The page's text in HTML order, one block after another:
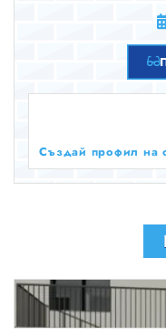
който вдъхва
кътчета до
забележителни